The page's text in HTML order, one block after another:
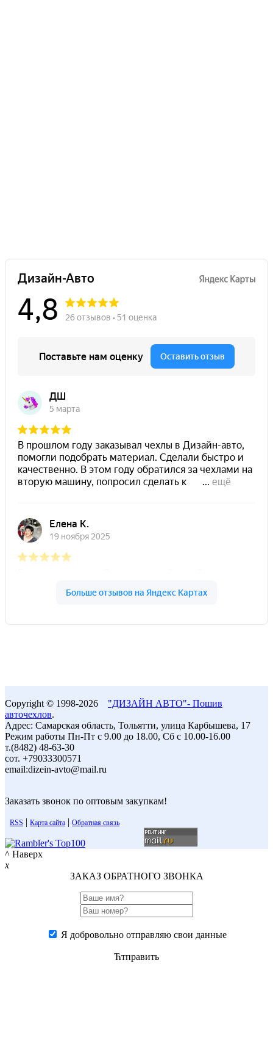
Copyright © 1998-2026 "ДИЗАЙН АВТО"- Пошив
авточехлов.
Адрес: Самарская область, Тольятти, улица Карбышева, 17
Режим работы Пн-Пт с 9.00 до 18.00, Сб с 10.00-16.00
т.(8482) 48-63-30
сот. +79033300571
email:dizein-avto@mail.ru
Заказать звонок по оптовым закупкам!
RSS | Карта сайта | Обратная связь
^ Наверх
x
ЗАКАЗ ОБРАТНОГО ЗВОНКА
Я добровольно отправляю свои данные
Ћтправить